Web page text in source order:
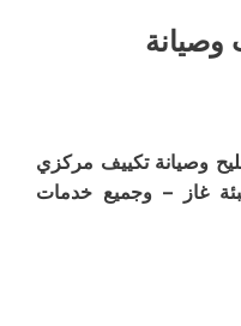
وصيانة
وصيانة تكييف مركزي
غاز – وجميع خدمات